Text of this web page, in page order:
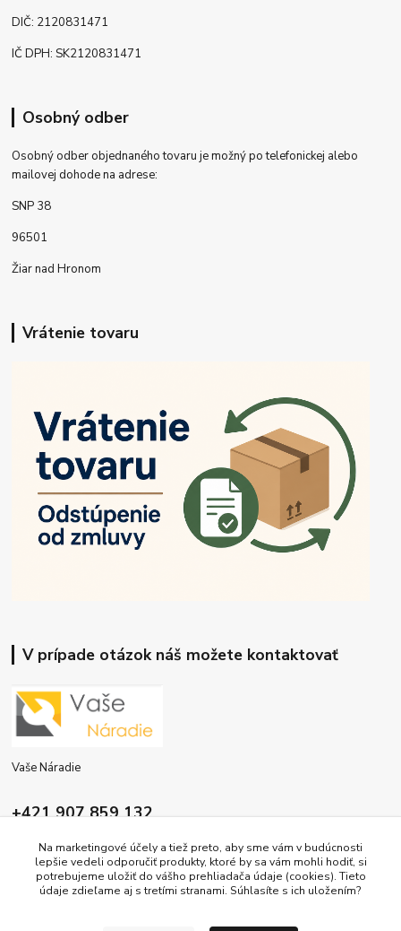
DIČ: 2120831471
IČ DPH: SK2120831471
Osobný odber
Osobný odber objednaného tovaru je možný po telefonickej alebo
mailovej dohode na adrese:
SNP 38
96501
Žiar nad Hronom
Vrátenie tovaru
V prípade otázok náš možete kontaktovať
Vaše Náradie
+421 907 859 132
info@vasenaradie.sk
Na marketingové účely a tiež preto, aby sme vám v budúcnosti
lepšie vedeli odporučiť produkty, ktoré by sa vám mohli hodiť, si
potrebujeme uložiť do vášho prehliadača údaje (cookies). Tieto
údaje zdieľame aj s tretími stranami. Súhlasíte s ich uložením?